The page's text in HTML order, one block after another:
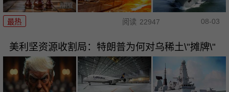
最热 阅读 22947 08-03
美利坚资源收割局：特朗普为何对乌稀土\"摊牌\"